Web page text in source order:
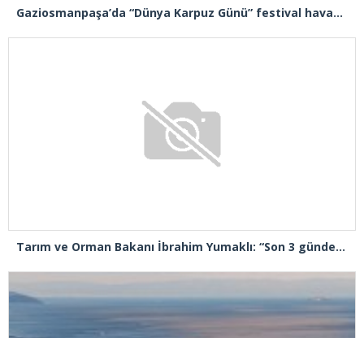
Gaziosmanpaşa’da “Dünya Karpuz Günü” festival havasında kutlandı